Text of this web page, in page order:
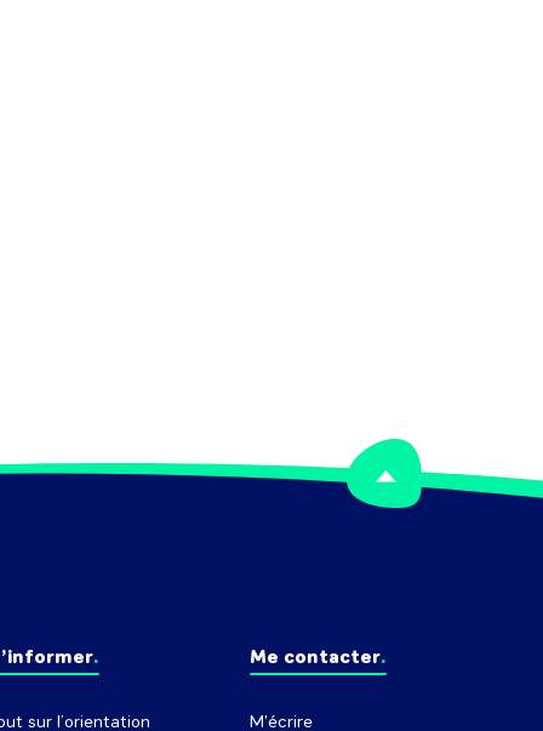
sur l’orientation
Me contacter
M'écrire